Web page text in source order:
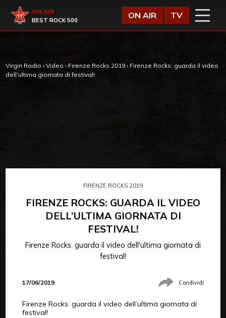
Virgin Radio
ON AIR
BEST ROCK 500
ON AIR TV
Virgin Radio › Video › Firenze Rocks 2019 › Firenze Rocks: guarda il video
dell’ultima giornata di festival!
FIRENZE ROCKS 2019
FIRENZE ROCKS: GUARDA IL VIDEO
DELL’ULTIMA GIORNATA DI
FESTIVAL!
Firenze Rocks: guarda il video dell'ultima giornata di
festival!
17/06/2019 Condividi
Firenze Rocks: guarda il video dell’ultima giornata di
festival!